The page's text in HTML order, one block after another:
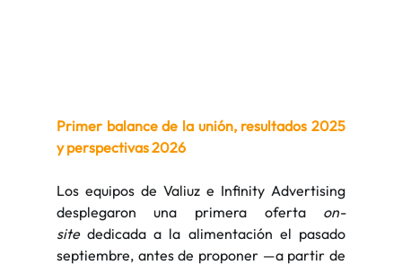
Primer balance de la unión, resultados 2025
y perspectivas 2026
Los equipos de Valiuz e Infinity Advertising
desplegaron una primera oferta on-
site dedicada a la alimentación el pasado
septiembre, antes de proponer —a partir de